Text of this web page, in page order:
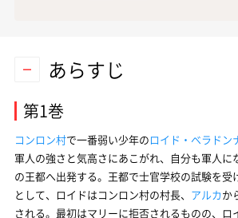
あらすじ
第1巻
コンロン村で一番弱い少年のロイド・ベラドン
軍人の強さと気高さにあこがれ、自分も軍人に
の王都へ出発する。王都で士官学校の試験を受
として、ロイドはコンロン村の村長、 アルカか
される。最初はマリーに拒否されるものの、ロ